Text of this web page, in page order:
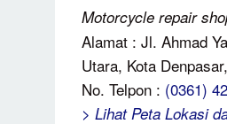
Motorcycle repair
Alamat : Jl. Ahmad
Utara, Kota
No. Telpon : (0361)
> Lihat Peta Lokasi